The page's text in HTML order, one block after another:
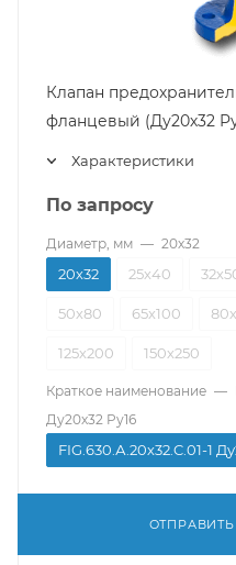
Клапан
фланцевый (Ду20х32
Характеристики
По запросу
Диаметр, мм — 20х32
20х32 25х40
50х80 65х100
125х200 150х250
Краткое наименование —
Ду20x32 Pу16
FIG.630.А.20х32.C.01-1